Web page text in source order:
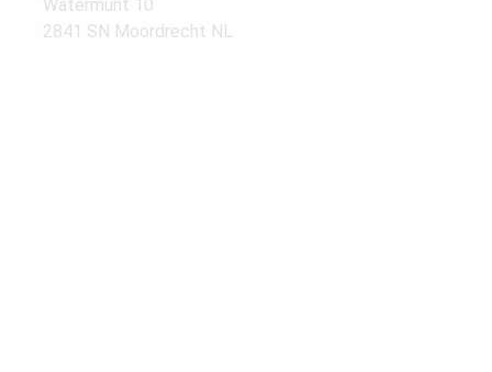
Watermunt 10
2841 SN Moordrecht NL